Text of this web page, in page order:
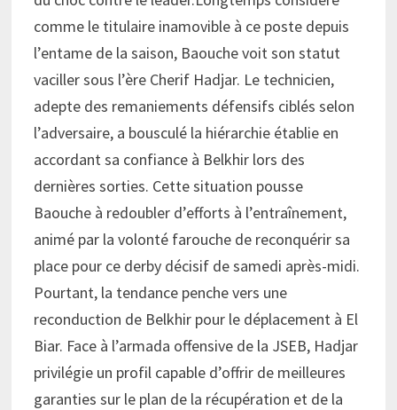
comme le titulaire inamovible à ce poste depuis
l’entame de la saison, Baouche voit son statut
vaciller sous l’ère Cherif Hadjar. Le technicien,
adepte des remaniements défensifs ciblés selon
l’adversaire, a bousculé la hiérarchie établie en
accordant sa confiance à Belkhir lors des
dernières sorties. Cette situation pousse
Baouche à redoubler d’efforts à l’entraînement,
animé par la volonté farouche de reconquérir sa
place pour ce derby décisif de samedi après-midi.
Pourtant, la tendance penche vers une
reconduction de Belkhir pour le déplacement à El
Biar. Face à l’armada offensive de la JSEB, Hadjar
privilégie un profil capable d’offrir de meilleures
garanties sur le plan de la récupération et de la